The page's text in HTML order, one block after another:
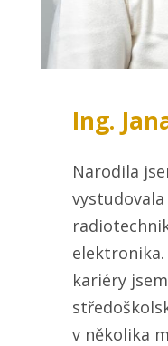
Ing.
Narodila
kariéry
v několika